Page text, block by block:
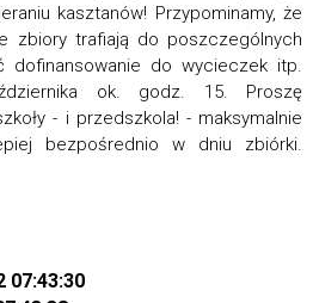
kasztanów! Przypominamy, że
zbiory trafiają do poszczególnych
dofinansowanie do wycieczek itp.
ok. godz. 15. Proszę
- i przedszkola! - maksymalnie
bezpośrednio w dniu zbiórki.
07:43:30